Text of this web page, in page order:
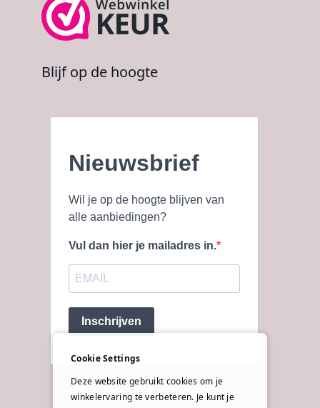
Blijf op de hoogte
Nieuwsbrief
Wil je op de hoogte blijven van
alle aanbiedingen?
Vul dan hier je mailadres in.
Inschrijven
Cookie Settings
Deze website gebruikt cookies om je
winkelervaring te verbeteren. Je kunt je